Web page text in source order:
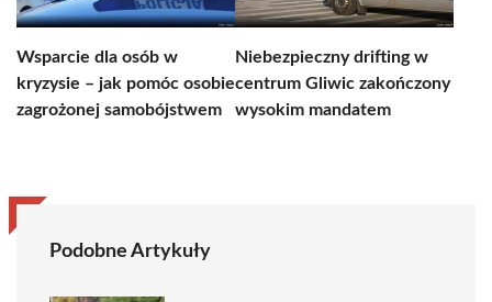
Wsparcie dla osób w
kryzysie – jak pomóc osobie
zagrożonej samobójstwem
Niebezpieczny drifting w
centrum Gliwic zakończony
wysokim mandatem
Podobne Artykuły